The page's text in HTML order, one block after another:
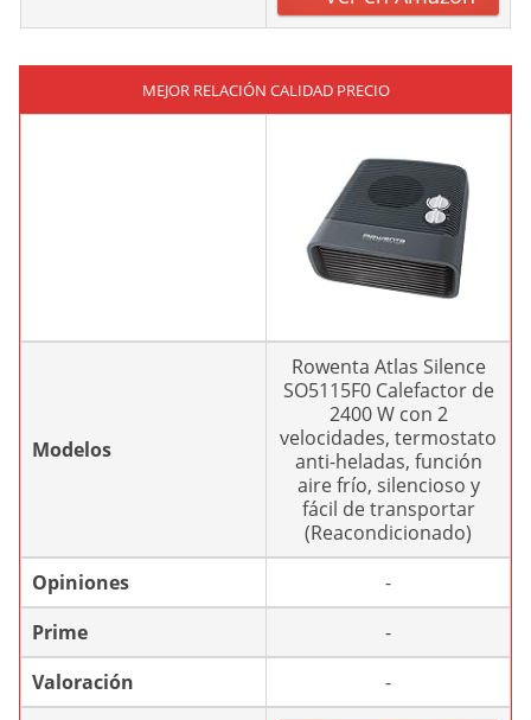
MEJOR RELACIÓN CALIDAD PRECIO
Modelos
Rowenta Atlas Silence
SO5115F0 Calefactor de
2400 W con 2
velocidades, termostato
anti-heladas, función
aire frío, silencioso y
fácil de transportar
(Reacondicionado)
Opiniones
-
Prime
-
Valoración
-